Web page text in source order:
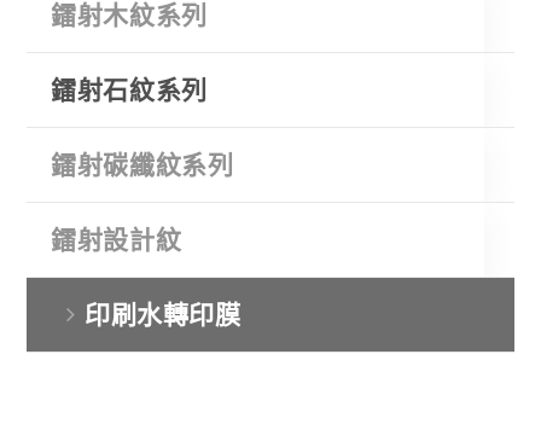
鐳射木紋系列
鐳射石紋系列
鐳射碳纖紋系列
鐳射設計紋
印刷水轉印膜